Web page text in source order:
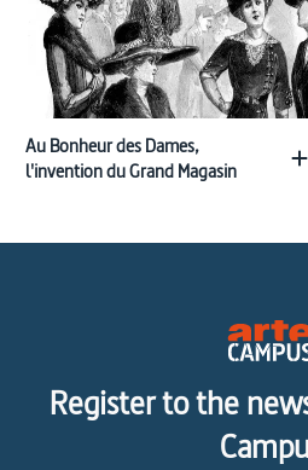
Au Bonheur des Dames,
l'invention du Grand Magasin
Register to the